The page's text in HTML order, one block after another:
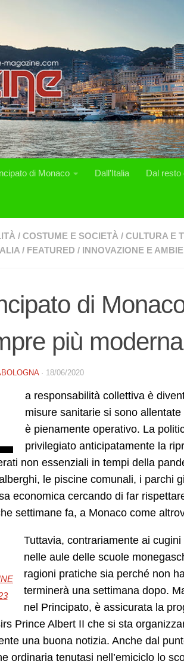
di Monaco Dall’Italia Dal resto
/ COSTUME E SOCIETÀ / CULTURA E
/ FEATURED / INNOVAZIONE E
di
più
· 18/06/2020
a responsabilità collettiva è
misure sanitarie si sono
è pienamente operativo. La
privilegiato anticipatamente la
non essenziali in tempi della
le piscine comunali, i parchi
economica cercando di far
settimane fa, a Monaco come
Tuttavia, contrariamente ai
nelle aule delle scuole
ragioni pratiche sia perché non
terminerà una settimana dopo.
nel Principato, è assicurata la
Prince Albert II che si sta
una buona notizia. Anche dal
ordinaria tenutasi nell’emiciclo lo